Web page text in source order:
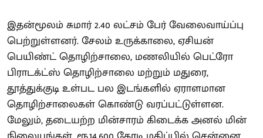
இதன்மூலம் சுமார் 2.40 லட்சம் பேர் வேலைவாய்ப்பு
பெற்றுள்ளனர். சேலம் உருக்காலை, ஏசியன்
பெயிண்ட் தொழிற்சாலை, மணலியில் பெட்ரோ
பிராடக்ட்ஸ் தொழிற்சாலை மற்றும் மதுரை,
தூத்துக்குடி உள்பட பல இடங்களில் ஏராளமான
தொழிற்சாலைகள் கொண்டு வரப்பட்டுள்ளன.
மேலும், தடையற்ற மின்சாரம் கிடைக்க அனல் மின்